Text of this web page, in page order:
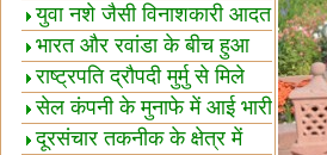
का रिश्ता गहरा'
युवा नशे जैसी विनाशकारी आदत
से दूर रहें-मोदी
भारत और रवांडा के बीच हुआ
व्यापार विस्तार
राष्ट्रपति द्रौपदी मुर्मु से मिले
बस्तर के प्रतिनिधि
सेल कंपनी के मुनाफे में आई भारी
उछाल!
दूरसंचार तकनीक के क्षेत्र में